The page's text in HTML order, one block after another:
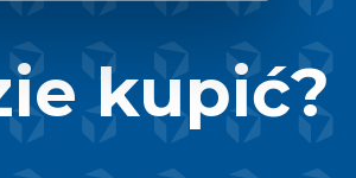
kupić?